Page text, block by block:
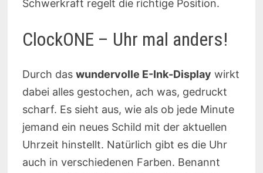
Schwerkraft regelt die richtige Position.
ClockONE – Uhr mal anders!
Durch das wundervolle E-Ink-Display wirkt
dabei alles gestochen, ach was, gedruckt
scharf. Es sieht aus, wie als ob jede Minute
jemand ein neues Schild mit der aktuellen
Uhrzeit hinstellt. Natürlich gibt es die Uhr
auch in verschiedenen Farben. Benannt